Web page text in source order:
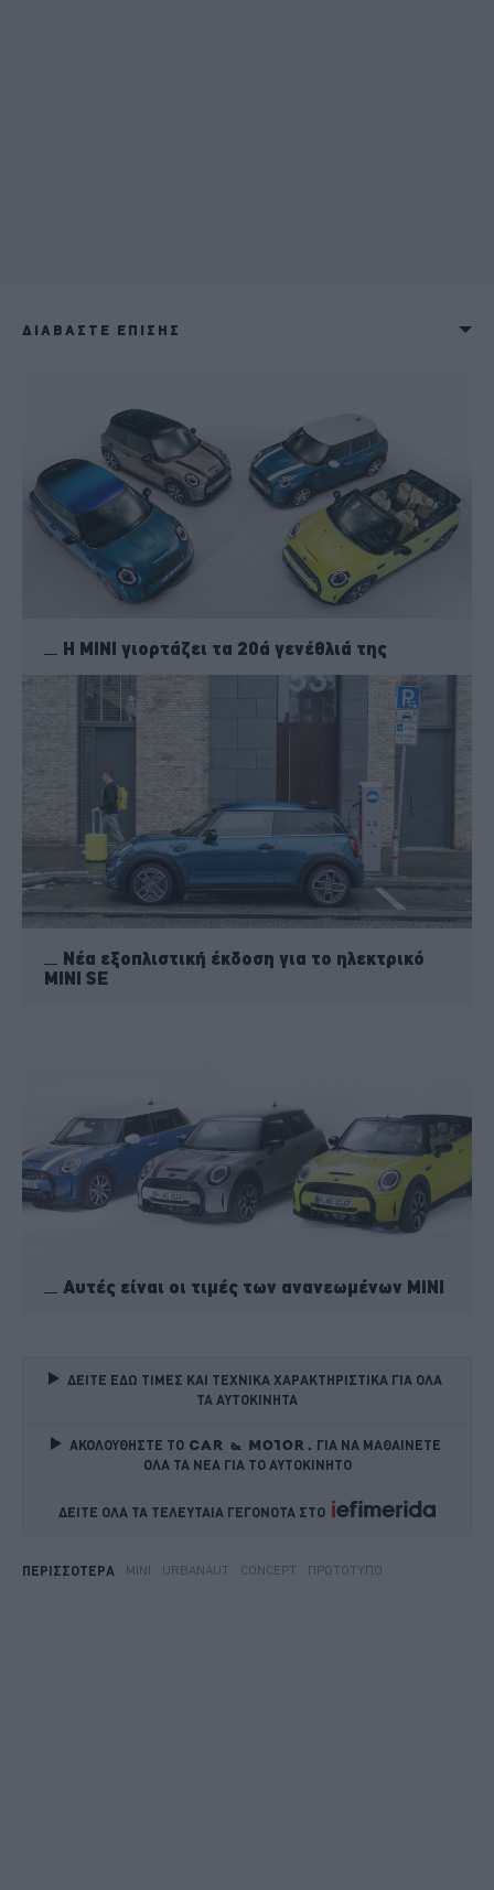
ΔΙΑΒΑΣΤΕ ΕΠΙΣΗΣ
H MINI γιορτάζει τα 20ά γενέθλιά της
Νέα εξοπλιστική έκδοση για το ηλεκτρικό
MINI SE
Αυτές είναι οι τιμές των ανανεωμένων MINI
ΔΕΙΤΕ ΕΔΩ ΤΙΜΕΣ ΚΑΙ ΤΕΧΝΙΚΑ ΧΑΡΑΚΤΗΡΙΣΤΙΚΑ ΓΙΑ ΟΛΑ
ΤΑ ΑΥΤΟΚΙΝΗΤΑ
ΑΚΟΛΟΥΘΗΣΤΕ ΤΟ
ΓΙΑ ΝΑ ΜΑΘΑΙΝΕΤΕ
ΟΛΑ ΤΑ ΝΕΑ ΓΙΑ ΤΟ ΑΥΤΟΚΙΝΗΤΟ
ΔΕΙΤΕ ΟΛΑ ΤΑ ΤΕΛΕΥΤΑΙΑ ΓΕΓΟΝΟΤΑ ΣΤΟ
ΠΕΡΙΣΣΟΤΕΡΑ MINI URBANAUT CONCEPT ΠΡΩΤΌΤΥΠΟ